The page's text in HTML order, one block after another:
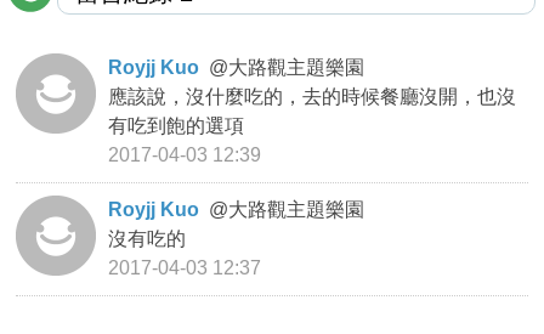
聯絡我們
APP下載
Royjj Kuo @大路觀主題樂園
應該說，沒什麼吃的，去的時候餐廳沒開，也沒
有吃到飽的選項
2017-04-03 12:39
Royjj Kuo @大路觀主題樂園
沒有吃的
2017-04-03 12:37